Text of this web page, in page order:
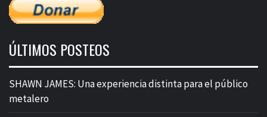
ÚLTIMOS POSTEOS
SHAWN JAMES: Una experiencia distinta para el público
metalero